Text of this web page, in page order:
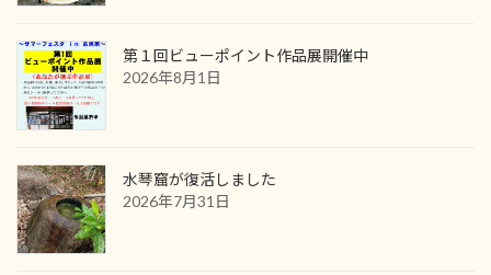
第１回ビューポイント作品展開催中
2026年8月1日
水琴窟が復活しました
2026年7月31日